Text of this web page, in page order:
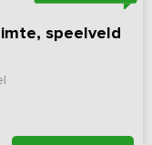
speelveld